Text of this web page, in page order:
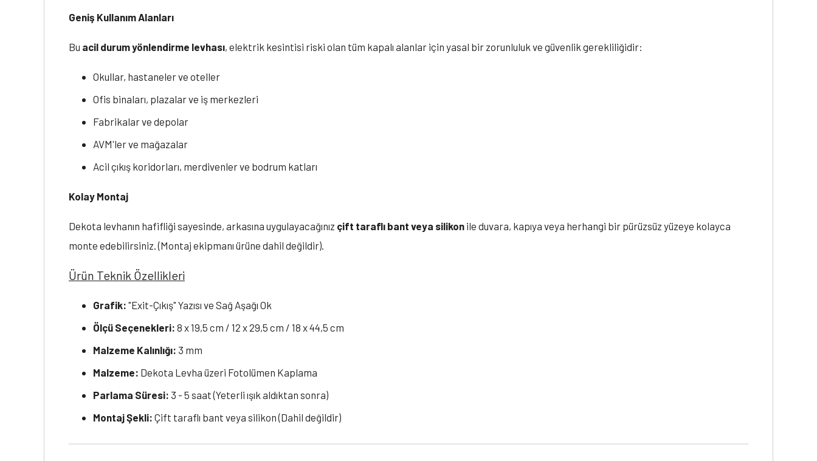
Geniş Kullanım Alanları
Bu acil durum yönlendirme levhası, elektrik kesintisi riski olan tüm kapalı alanlar için yasal bir zorunluluk ve güvenlik gerekliliğidir:
Okullar, hastaneler ve oteller
Ofis binaları, plazalar ve iş merkezleri
Fabrikalar ve depolar
AVM'ler ve mağazalar
Acil çıkış koridorları, merdivenler ve bodrum katları
Kolay Montaj
Dekota levhanın hafifliği sayesinde, arkasına uygulayacağınız çift taraflı bant veya silikon ile duvara, kapıya veya herhangi bir pürüzsüz yüzeye kolayca
monte edebilirsiniz. (Montaj ekipmanı ürüne dahil değildir).
Ürün Teknik Özellikleri
Grafik: "Exit-Çıkış" Yazısı ve Sağ Aşağı Ok
Ölçü Seçenekleri: 8 x 19,5 cm / 12 x 29,5 cm / 18 x 44,5 cm
Malzeme Kalınlığı: 3 mm
Malzeme: Dekota Levha üzeri Fotolümen Kaplama
Parlama Süresi: 3 - 5 saat (Yeterli ışık aldıktan sonra)
Montaj Şekli: Çift taraflı bant veya silikon (Dahil değildir)